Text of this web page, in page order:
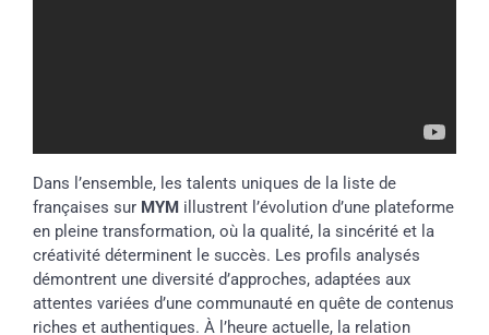
Dans l’ensemble, les talents uniques de la liste de
françaises sur MYM illustrent l’évolution d’une plateforme
en pleine transformation, où la qualité, la sincérité et la
créativité déterminent le succès. Les profils analysés
démontrent une diversité d’approches, adaptées aux
attentes variées d’une communauté en quête de contenus
riches et authentiques. À l’heure actuelle, la relation